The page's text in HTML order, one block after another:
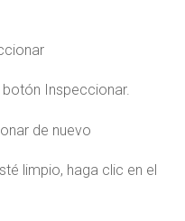
botón Inspeccionar.
limpio, haga clic en el